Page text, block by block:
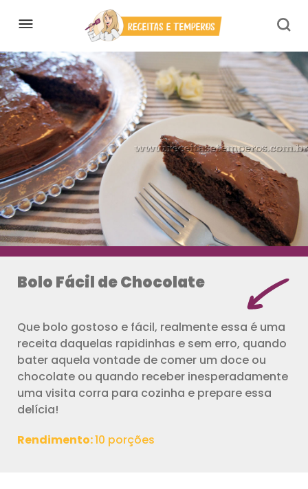
Bolo Fácil de Chocolate
Que bolo gostoso e fácil, realmente essa é uma
receita daquelas rapidinhas e sem erro, quando
bater aquela vontade de comer um doce ou
chocolate ou quando receber inesperadamente
uma visita corra para cozinha e prepare essa
delícia!
Rendimento:10 porções